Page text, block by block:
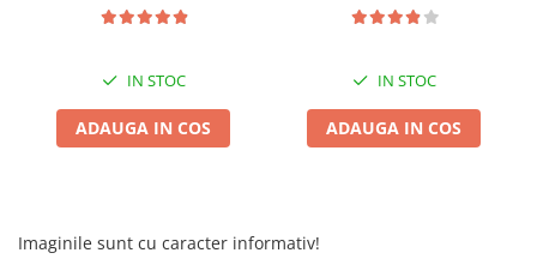
Baterii 60V
Camere
Cauciucuri
Biciclete Electrice
IN STOC
ADAUGA IN COS
IN STOC
ADAUGA IN COS
Imaginile sunt cu caracter informativ!